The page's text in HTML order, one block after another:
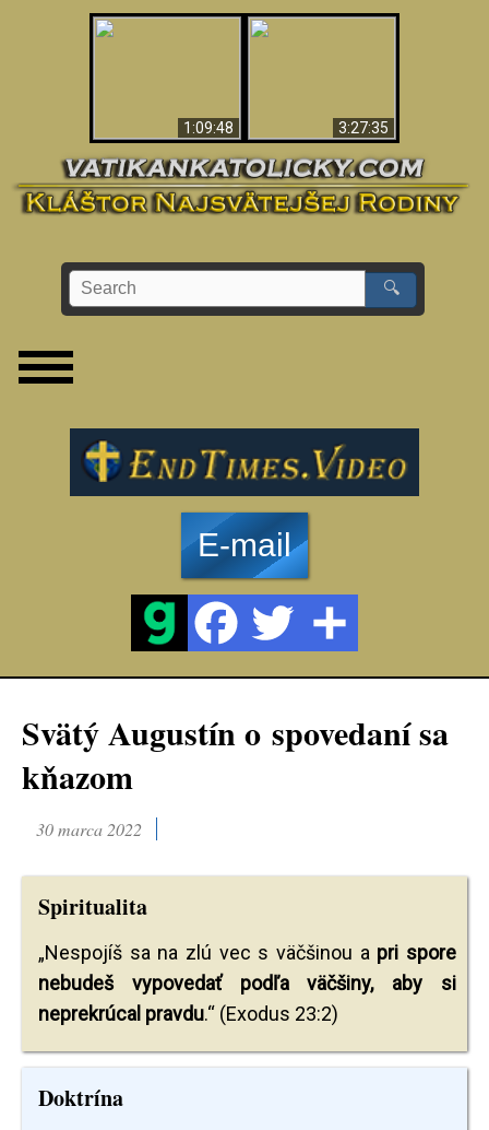
1:09:48 3:27:35
🔍
E-mail
Svätý Augustín o spovedaní sa
kňazom
30 marca 2022
Spiritualita
„Nespojíš sa na zlú vec s väčšinou a pri spore
nebudeš vypovedať podľa väčšiny, aby si
neprekrúcal pravdu.“ (Exodus 23:2)
Doktrína